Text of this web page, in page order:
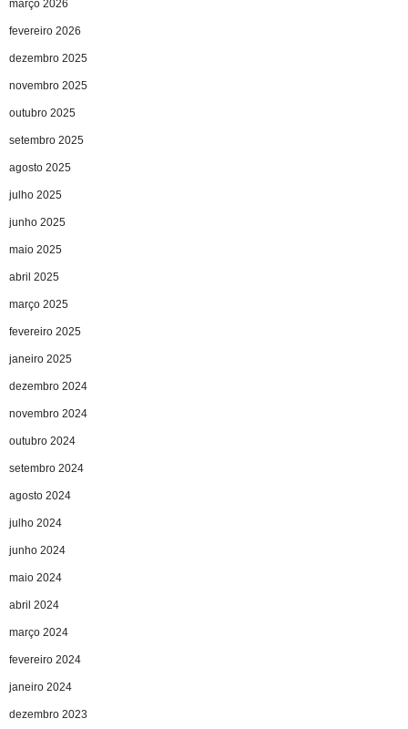
março 2026
fevereiro 2026
dezembro 2025
novembro 2025
outubro 2025
setembro 2025
agosto 2025
julho 2025
junho 2025
maio 2025
abril 2025
março 2025
fevereiro 2025
janeiro 2025
dezembro 2024
novembro 2024
outubro 2024
setembro 2024
agosto 2024
julho 2024
junho 2024
maio 2024
abril 2024
março 2024
fevereiro 2024
janeiro 2024
dezembro 2023